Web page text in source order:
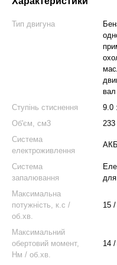
Тип двигуна
вал
Ступінь стиснення
9.0
Об'єм, см3
233
Система
електроживлення
Система
запалювання
для
Максимальна
потужність, к.с /
об.хв.
15
Максимальний
обертовий момент,
Нм / об.хв.
14